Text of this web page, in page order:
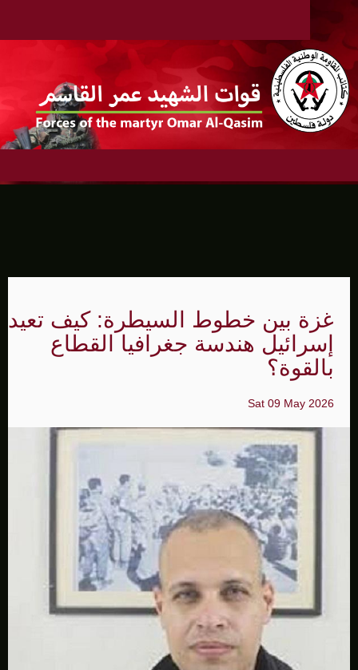
غزة بين خطوط السيطرة: كيف تعيد
إسرائيل هندسة جغرافيا القطاع
بالقوة؟
Sat 09 May 2026